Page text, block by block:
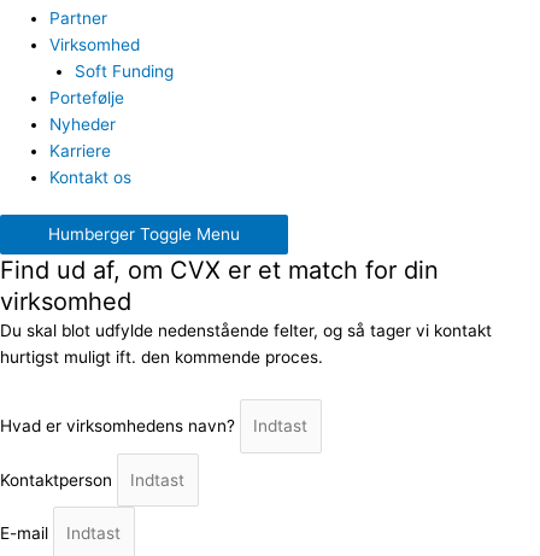
Partner
Virksomhed
Soft Funding
Portefølje
Nyheder
Karriere
Kontakt os
Humberger Toggle Menu
Find ud af, om CVX er et match for din
virksomhed
Du skal blot udfylde nedenstående felter, og så tager vi kontakt
hurtigst muligt ift. den kommende proces.
Hvad er virksomhedens navn?
Kontaktperson
E-mail